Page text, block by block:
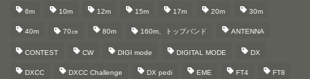
6m 10m 12m 15m 17m 20m 30m
40m 70㎝ 80m 160m、トップバンド ANTENNA
CONTEST CW DIGI mode DIGITAL MODE DX
DXCC DXCC Challenge DX pedi EME FT4 FT8